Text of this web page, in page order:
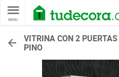
MENU
VITRINA CON 2
PINO